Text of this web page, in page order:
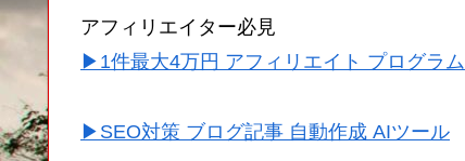
アフィリエイター必見
▶1件最大4万円 アフィリエイト プログラム
▶SEO対策 ブログ記事 自動作成 AIツール